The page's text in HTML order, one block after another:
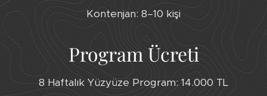
Kontenjan: 8–10 kişi
Program Ücreti
8 Haftalık Yüzyüze Program: 14.000 TL